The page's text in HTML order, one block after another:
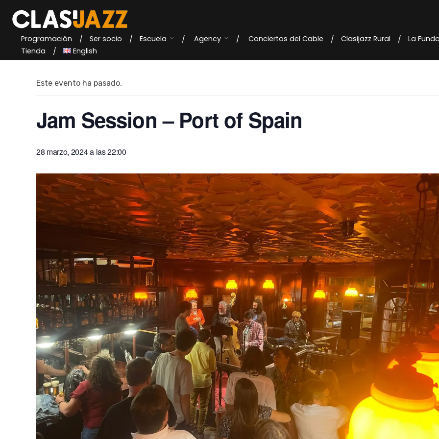
content
Programación Ser socio Escuela Agency Conciertos del Cable Clasijazz Rural La
Tienda
English
« Todos los Eventos
Este evento ha pasado.
Jam Session – Port of Spain
28 marzo, 2024 a las 22:00